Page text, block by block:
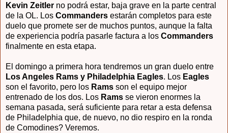
Kevin Zeitler no podrá estar, baja grave en la parte central
de la OL. Los Commanders estarán completos para este
duelo que promete ser de muchos puntos, aunque la falta
de experiencia podría pasarle factura a los Commanders
finalmente en esta etapa.
El domingo a primera hora tendremos un gran duelo entre
Los Angeles Rams y Philadelphia Eagles. Los Eagles
son el favorito, pero los Rams son el equipo mejor
entrenado de los dos. Los Rams se vieron enormes la
semana pasada, será suficiente para retar a esta defensa
de Philadelphia que, de nuevo, no dio respiro en la ronda
de Comodines? Veremos.